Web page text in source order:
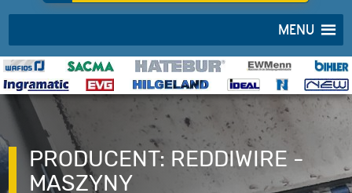
MENU
PRODUCENT: REDDIWIRE -
MASZYNY